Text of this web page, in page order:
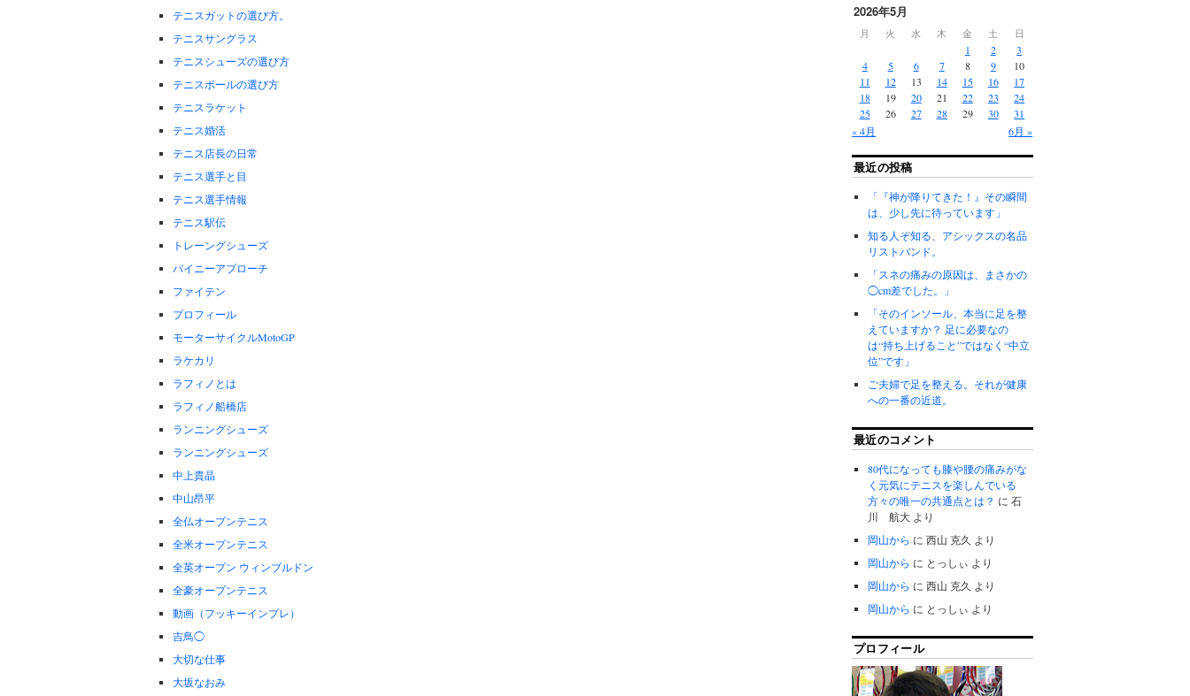
テニスガットの選び方。
テニスサングラス
テニスシューズの選び方
テニスボールの選び方
テニスラケット
テニス婚活
テニス店長の日常
テニス選手と目
テニス選手情報
テニス駅伝
トレーングシューズ
バイニーアプローチ
ファイテン
プロフィール
モーターサイクルMotoGP
ラケカリ
ラフィノとは
ラフィノ船橋店
ランニングシューズ
ランニングシューズ
中上貴晶
中山昂平
全仏オープンテニス
全米オープンテニス
全英オープン ウィンブルドン
全豪オープンテニス
動画（フッキーインプレ）
吉鳥◯
大切な仕事
大坂なおみ
2026年5月
月 火 水 木 金 土 日
« 4月 6月 »
1 2
3
4
5 6 7 8 9
10
11
12 13 14 15 16
17
18
19 20 21 22 23
24
25
26 27 28 29 30 31
最近の投稿
「『神が降りてきた！』その瞬間
は、少し先に待っています」
知る人ぞ知る、アシックスの名品
リストバンド。
「スネの痛みの原因は、まさかの
◯cm差でした。」
「そのインソール、本当に足を整
えていますか？ 足に必要なの
は“持ち上げること”ではなく“中立
位”です」
ご夫婦で足を整える。それが健康
への一番の近道。
最近のコメント
80代になっても膝や腰の痛みがな
く元気にテニスを楽しんでいる
方々の唯一の共通点とは？ に石
川 航大 より
岡山から に西山 克久 より
岡山から に とっしぃ より
岡山から に西山 克久 より
岡山から に とっしぃ より
プロフィール